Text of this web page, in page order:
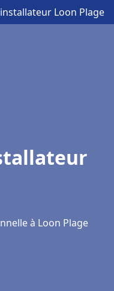
Loon Plage
à Loon Plage